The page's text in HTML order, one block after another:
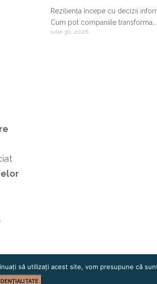
Reziliența începe cu decizii
Cum pot companiile transforma
informația de business într-un
iulie 30, 2026
să utilizați acest site, vom presupune că